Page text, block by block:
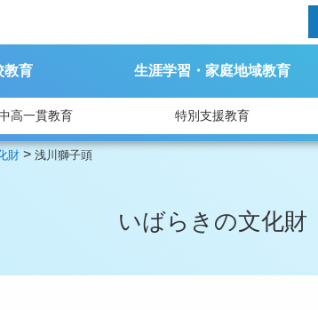
教育 生涯学習・家庭地域教育
高一貫教育 特別支援教育
財 >浅川獅子頭
いばらきの文化財